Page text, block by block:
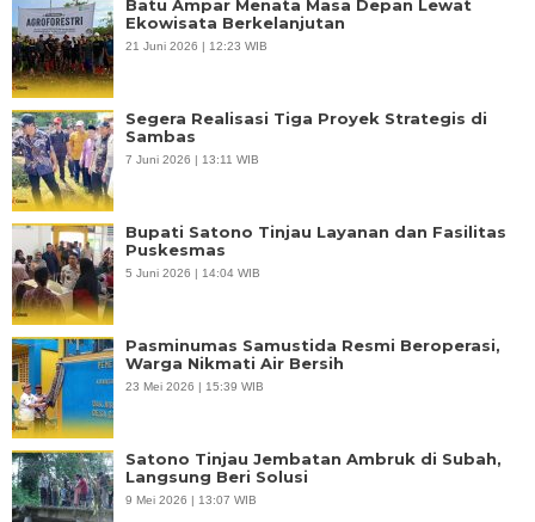
Batu Ampar Menata Masa Depan Lewat
Ekowisata Berkelanjutan
21 Juni 2026 | 12:23 WIB
Segera Realisasi Tiga Proyek Strategis di
Sambas
7 Juni 2026 | 13:11 WIB
Bupati Satono Tinjau Layanan dan Fasilitas
Puskesmas
5 Juni 2026 | 14:04 WIB
Pasminumas Samustida Resmi Beroperasi,
Warga Nikmati Air Bersih
23 Mei 2026 | 15:39 WIB
Satono Tinjau Jembatan Ambruk di Subah,
Langsung Beri Solusi
9 Mei 2026 | 13:07 WIB